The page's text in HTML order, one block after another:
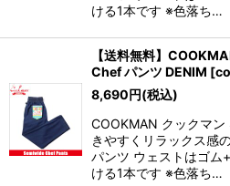
ける1本です ※色落ち…
【送料無料】
Chef パンツ DENIM [
8,690円(税込)
COOKMAN クックマ
きやすくリラックス感
パンツ ウェストはゴム
ける1本です ※色落ち…